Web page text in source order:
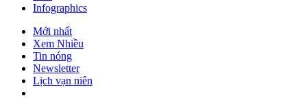
Infographics
Mới nhất
Xem Nhiều
Tin nóng
Newsletter
Lịch vạn niên